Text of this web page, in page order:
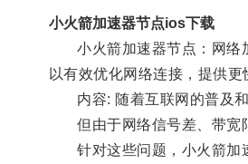
小火箭加速器节点ios下载
小火箭加速器节点：网络加
以有效优化网络连接，提供更
内容: 随着互联网的普及和
但由于网络信号差、带宽限
针对这些问题，小火箭加速